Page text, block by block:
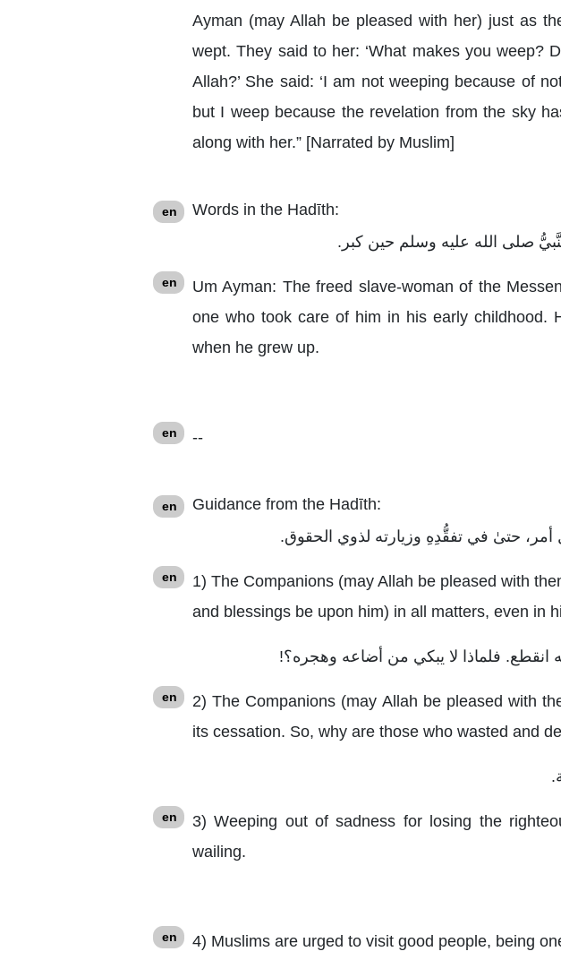
Ayman (may Allah be pleased with her) just as
wept. They said to her: ‘What makes you weep?
Allah?’ She said: ‘I am not weeping because of
but I weep because the revelation from the sky
along with her.” [Narrated by Muslim]
en
Words in the Hadīth:
صلى الله عليه وسلم حين كبر.
en
Um Ayman: The freed slave-woman of the
one who took care of him in his early childhood.
when he grew up.
en --
en
Guidance from the Hadīth:
en
1) The Companions (may Allah be pleased with
and blessings be upon him) in all matters, even in
انقطع. فلماذا لا يبكي من أضاعه وهجره؟!
en
2) The Companions (may Allah be pleased with
its cessation. So, why are those who wasted and
en
3) Weeping out of sadness for losing the
wailing.
en 4) Muslims are urged to visit good people, being